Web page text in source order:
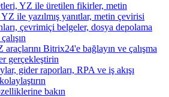
YZ ile üretilen fikirler, metin
ile yazılmış yanıtlar, metin çevirisi
çevrimiçi belgeler, dosya depolama
Bitrix24'e bağlayın ve çalışma
gerçekleştirin
gider raporları, RPA ve iş akışı
bakın